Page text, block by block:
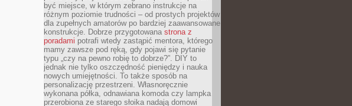
być miejsce, w którym zebrano instrukcje na
różnym poziomie trudności – od prostych projektów
dla zupełnych amatorów po bardziej zaawansowane
konstrukcje. Dobrze przygotowana strona z
poradami potrafi wtedy zastąpić mentora, którego
mamy zawsze pod ręką, gdy pojawi się pytanie
typu „czy na pewno robię to dobrze?”. DIY to
jednak nie tylko oszczędność pieniędzy i nauka
nowych umiejętności. To także sposób na
personalizację przestrzeni. Własnoręcznie
wykonana półka, odnawiana komoda czy lampka
przerobiona ze starego słoika nadają domowi